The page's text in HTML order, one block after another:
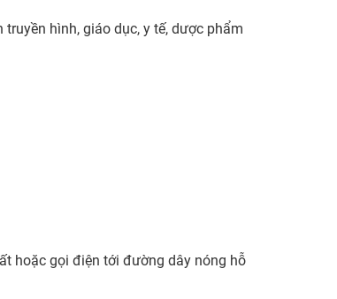
hình, giáo dục, y tế, dược phẩm
hoặc gọi điện tới đường dây nóng hỗ